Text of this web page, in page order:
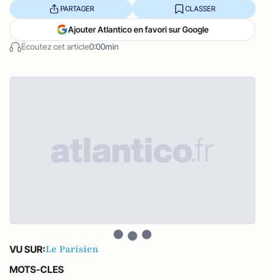
Écoutez cet article0:00min
PARTAGER CLASSER
Ajouter Atlantico en favori sur Google
VU SUR:Le Parisien
MOTS-CLES